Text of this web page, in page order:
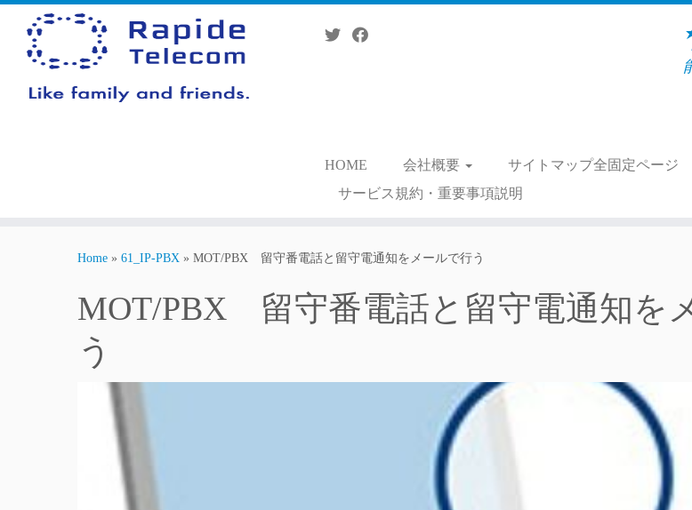
Skip
content
HOME 会社概要 サイトマップ全固定ページ
サービス規約・重要事項説明
Home » 61_IP-PBX » MOT/PBX 留守番電話と留守電通知をメールで行う
MOT/PBX 留守番電話と留守電通知を
う